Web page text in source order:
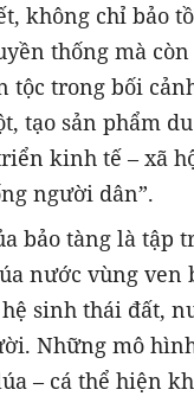
không chỉ bảo
thống mà
tộc trong bối
tạo sản phẩm
kinh tế – xã
người dân”.
bảo tàng là tập
nước vùng ven
sinh thái đất,
Những mô
– cá thể hiện